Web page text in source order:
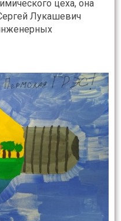
цеха, она
Лукашевич